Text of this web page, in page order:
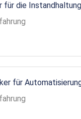
für die
für